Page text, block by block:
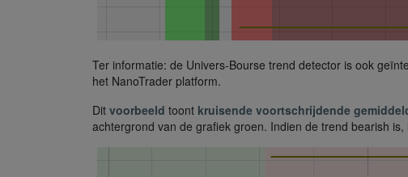
Ter informatie: de Univers-Bourse trend detector is ook
het NanoTrader platform.
Dit voorbeeld toont kruisende voortschrijdende
achtergrond van de grafiek groen. Indien de trend bearish